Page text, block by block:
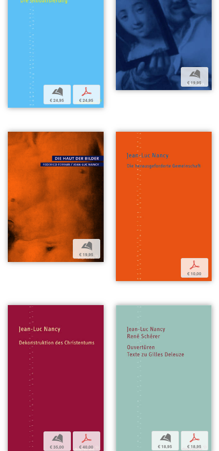
b
€ 24,95
p
€ 24,95
b
€ 19,95
b
€ 19,95
p
€ 10,00
b
€ 35,00
p
€ 40,00
b
€ 18,95
p
€ 18,95